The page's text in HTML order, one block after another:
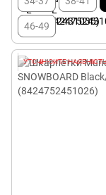
46-49
УТОЧНЮЙТЕ НАЯВНІСТЬ